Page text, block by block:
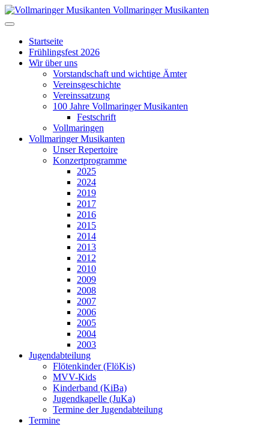
Vollmaringer Musikanten
Startseite
Frühlingsfest 2026
Wir über uns
Vorstandschaft und wichtige Ämter
Vereinsgeschichte
Vereinssatzung
100 Jahre Vollmaringer Musikanten
Festschrift
Vollmaringen
Vollmaringer Musikanten
Unser Repertoire
Konzertprogramme
2025
2024
2019
2017
2016
2015
2014
2013
2012
2010
2009
2008
2007
2006
2005
2004
2003
Jugendabteilung
Flötenkinder (FlöKis)
MVV-Kids
Kinderband (KiBa)
Jugendkapelle (JuKa)
Termine der Jugendabteilung
Termine